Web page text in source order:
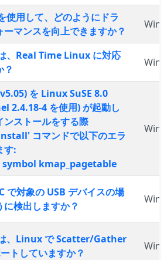
用して、どのようにドラ
ーマンスを向上できますか？
、Real Time Linux に対応
？
を Linux SuSE 8.0
2.4.18-4 を使用) が起動し
ンストールをする際
コマンドで以下のエラ
す:
kmap_pagetable
で対象の USB デバイスの場
に検出しますか？
、Linux で Scatter/Gather
トしていますか？